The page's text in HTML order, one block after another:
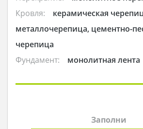
Кровля:
керамическая
металлочерепица, цементно-
черепица
Фундамент:
монолитная лента
Заполни